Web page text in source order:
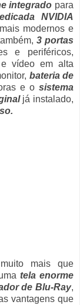
integrado para
NVIDIA
modernos e
3 portas
e periféricos,
vídeo em alta
bateria de
e o sistema
já instalado,
mais que
tela enorme
de Blu-Ray,
vantagens que